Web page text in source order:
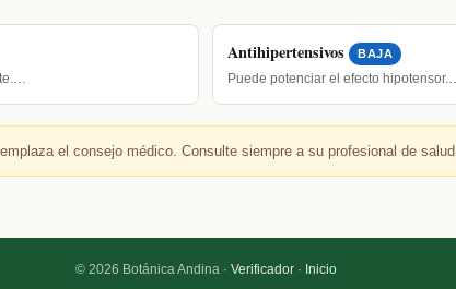
Antihipertensivos BAJA
Puede potenciar el efecto hipotensor.…
el consejo médico. Consulte siempre a su profesional de salud.
© 2026 Botánica Andina · Verificador· Inicio